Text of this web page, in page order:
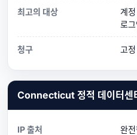
최고의 대상
계
로
청구 고
Connecticut 정적 데이터센
IP 출처
완